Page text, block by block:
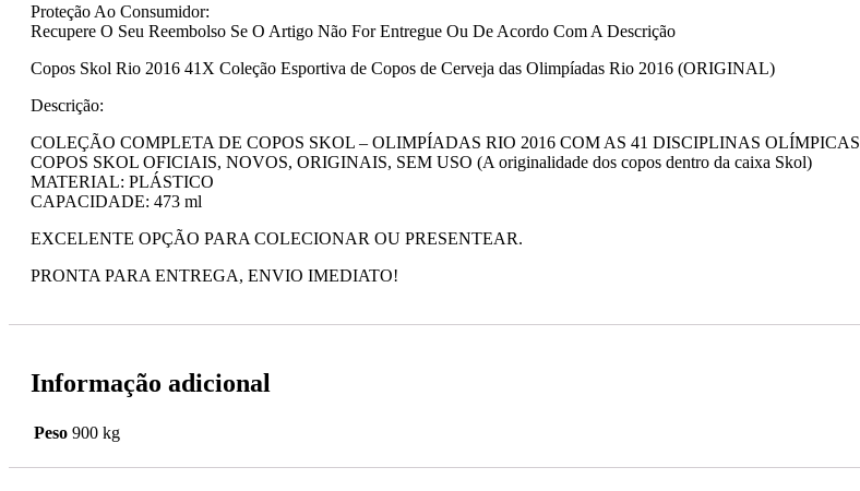
Proteção Ao Consumidor:
Recupere O Seu Reembolso Se O Artigo Não For Entregue Ou De Acordo Com A Descrição
Copos Skol Rio 2016 41X Coleção Esportiva de Copos de Cerveja das Olimpíadas Rio 2016 (ORIGINAL)
Descrição:
COLEÇÃO COMPLETA DE COPOS SKOL – OLIMPÍADAS RIO 2016 COM AS 41 DISCIPLINAS OLÍMPICAS
COPOS SKOL OFICIAIS, NOVOS, ORIGINAIS, SEM USO (A originalidade dos copos dentro da caixa Skol)
MATERIAL: PLÁSTICO
CAPACIDADE: 473 ml
EXCELENTE OPÇÃO PARA COLECIONAR OU PRESENTEAR.
PRONTA PARA ENTREGA, ENVIO IMEDIATO!
Informação adicional
Peso 900 kg